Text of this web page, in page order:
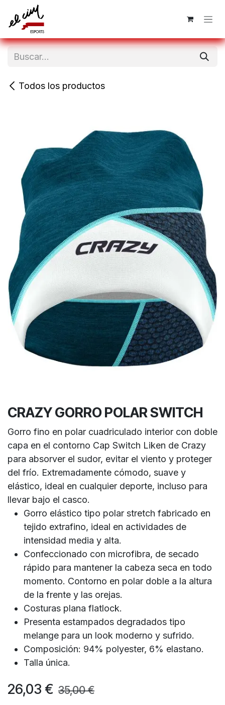
Ir al contenido
Todos los productos
CRAZY GORRO POLAR SWITCH
Gorro fino en polar cuadriculado interior con doble
capa en el contorno Cap Switch Liken de Crazy
para absorver el sudor, evitar el viento y proteger
del frío. Extremadamente cómodo, suave y
elástico, ideal en cualquier deporte, incluso para
llevar bajo el casco.
Gorro elástico tipo polar stretch fabricado en
tejido extrafino, ideal en actividades de
intensidad media y alta.
Confeccionado con microfibra, de secado
rápido para mantener la cabeza seca en todo
momento. Contorno en polar doble a la altura
de la frente y las orejas.
Costuras plana flatlock.
Presenta estampados degradados tipo
melange para un look moderno y sufrido.
Composición: 94% polyester, 6% elastano.
Talla única.
26,03 € 35,00€